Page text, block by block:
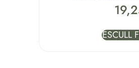
ESCULL